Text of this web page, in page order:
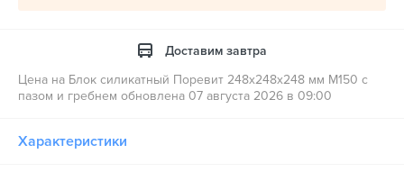
Доставим завтра
Цена на Блок силикатный Поревит 248х248х248 мм М150 с
пазом и гребнем обновлена 07 августа 2026 в 09:00
Характеристики